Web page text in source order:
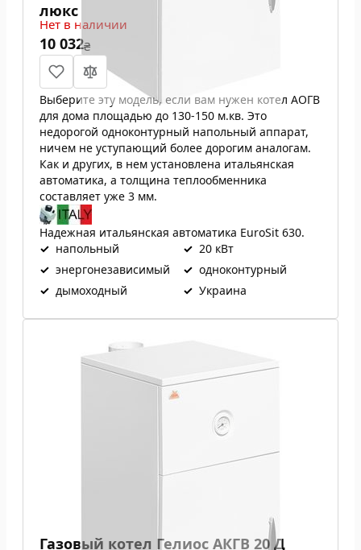
люкс
Нет в наличии
10 032₴
Выберите эту модель, если вам нужен котел АОГВ
для дома площадью до 130-150 м.кв. Это
недорогой одноконтурный напольный аппарат,
ничем не уступающий более дорогим аналогам.
Как и других, в нем установлена итальянская
автоматика, а толщина теплообменника
составляет уже 3 мм.
Надежная итальянская автоматика EuroSit 630.
✓ напольный ✓ 20 кВт
✓ энергонезависимый ✓ одноконтурный
✓ дымоходный ✓ Украина
Газовый котел Гелиос АКГВ 20 Д